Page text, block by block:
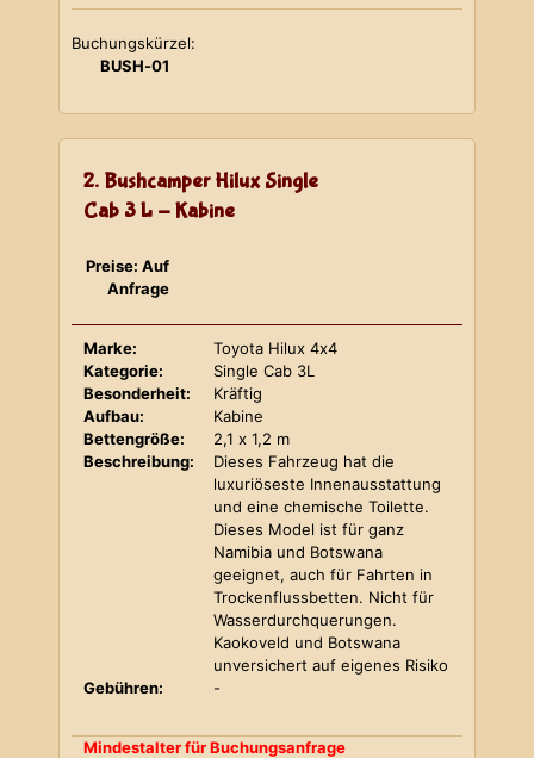
Buchungskürzel:
BUSH-01
2. Bushcamper Hilux Single
Cab 3 L - Kabine
Preise: Auf
Anfrage
Marke:
Toyota Hilux 4x4
Kategorie:
Single Cab 3L
Besonderheit:
Kräftig
Aufbau:
Kabine
Bettengröße:
2,1 x 1,2 m
Beschreibung:
Dieses Fahrzeug hat die
luxuriöseste Innenausstattung
und eine chemische Toilette.
Dieses Model ist für ganz
Namibia und Botswana
geeignet, auch für Fahrten in
Trockenflussbetten. Nicht für
Wasserdurchquerungen.
Kaokoveld und Botswana
unversichert auf eigenes Risiko
Gebühren:
-
Mindestalter für Buchungsanfrage